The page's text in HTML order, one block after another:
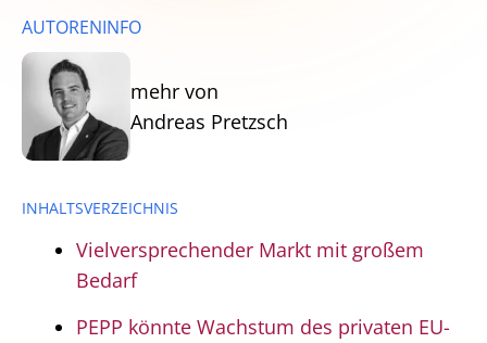
AUTORENINFO
mehr von
Andreas Pretzsch
INHALTSVERZEICHNIS
Vielversprechender Markt mit großem
Bedarf
PEPP könnte Wachstum des privaten EU-